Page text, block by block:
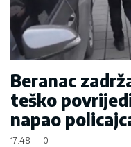
Beranac
teško
napao
17:48 0